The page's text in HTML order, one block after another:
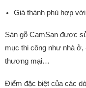
Giá thành phù hợp
Sàn gỗ CamSan được
mục thi công như nhà
thương mại…
Điểm đặc biệt của các